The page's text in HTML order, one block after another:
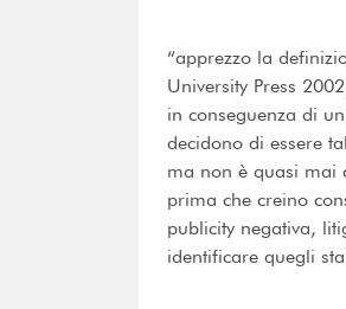
“apprezzo la
University Press
in conseguenza di
decidono di essere
ma non è quasi mai
prima che creino
publicity negativa,
identificare quegli